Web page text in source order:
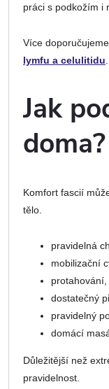
práci s podkožím i
Více
lymfu a celulitidu
Jak
doma?
Komfort fascií
tělo.
pravidelná
mobilizační
protahování,
dostatečný
pravidelný
domácí
Důležitější než
pravidelnost.